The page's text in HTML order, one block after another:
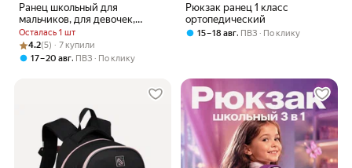
Ранец школьный для
мальчиков, для девочек,
рюкзак городской колледж
спорт черный
Осталась 1 шт
Рейтинг товара: 4.2 из 5
Оценок: (5) · 7 купили
4.2(5) · 7 купили
17 – 20 авг, ПВЗ По клику
Рюкзак ранец 1 класс
ортопедический
15 – 18 авг, ПВЗ По клику